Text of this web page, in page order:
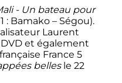
- Un bateau pour
: Bamako – Ségou).
Laurent
et également
France 5
bellesle 22